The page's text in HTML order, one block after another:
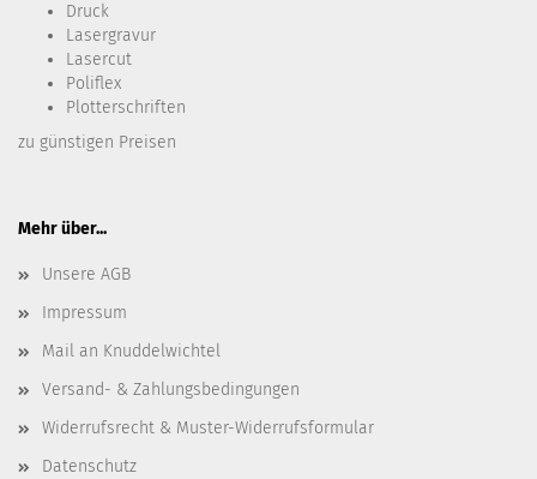
Druck
Lasergravur
Lasercut
Poliflex
Plotterschriften
zu günstigen Preisen
Mehr über...
Unsere AGB
Impressum
Mail an Knuddelwichtel
Versand- & Zahlungsbedingungen
Widerrufsrecht & Muster-Widerrufsformular
Datenschutz